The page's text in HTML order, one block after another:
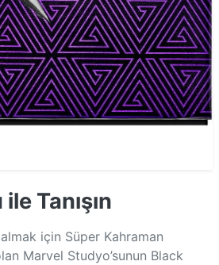
Tanışın
için Süper Kahraman
Marvel Studyo’sunun Black